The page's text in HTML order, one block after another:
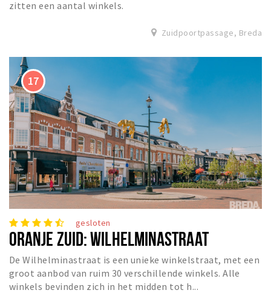
zitten een aantal winkels.
Zuidpoortpassage, Breda
gesloten
ORANJE ZUID: WILHELMINASTRAAT
De Wilhelminastraat is een unieke winkelstraat, met een
groot aanbod van ruim 30 verschillende winkels. Alle
winkels bevinden zich in het midden tot h...